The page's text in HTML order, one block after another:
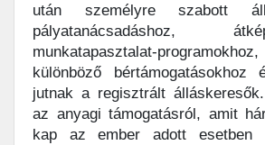
után személyre szabott
pályatanácsadáshoz,
munkatapasztalat-
különböző bértámogatásokhoz
jutnak a regisztrált
az anyagi támogatásról, amit
kap az ember adott esetben